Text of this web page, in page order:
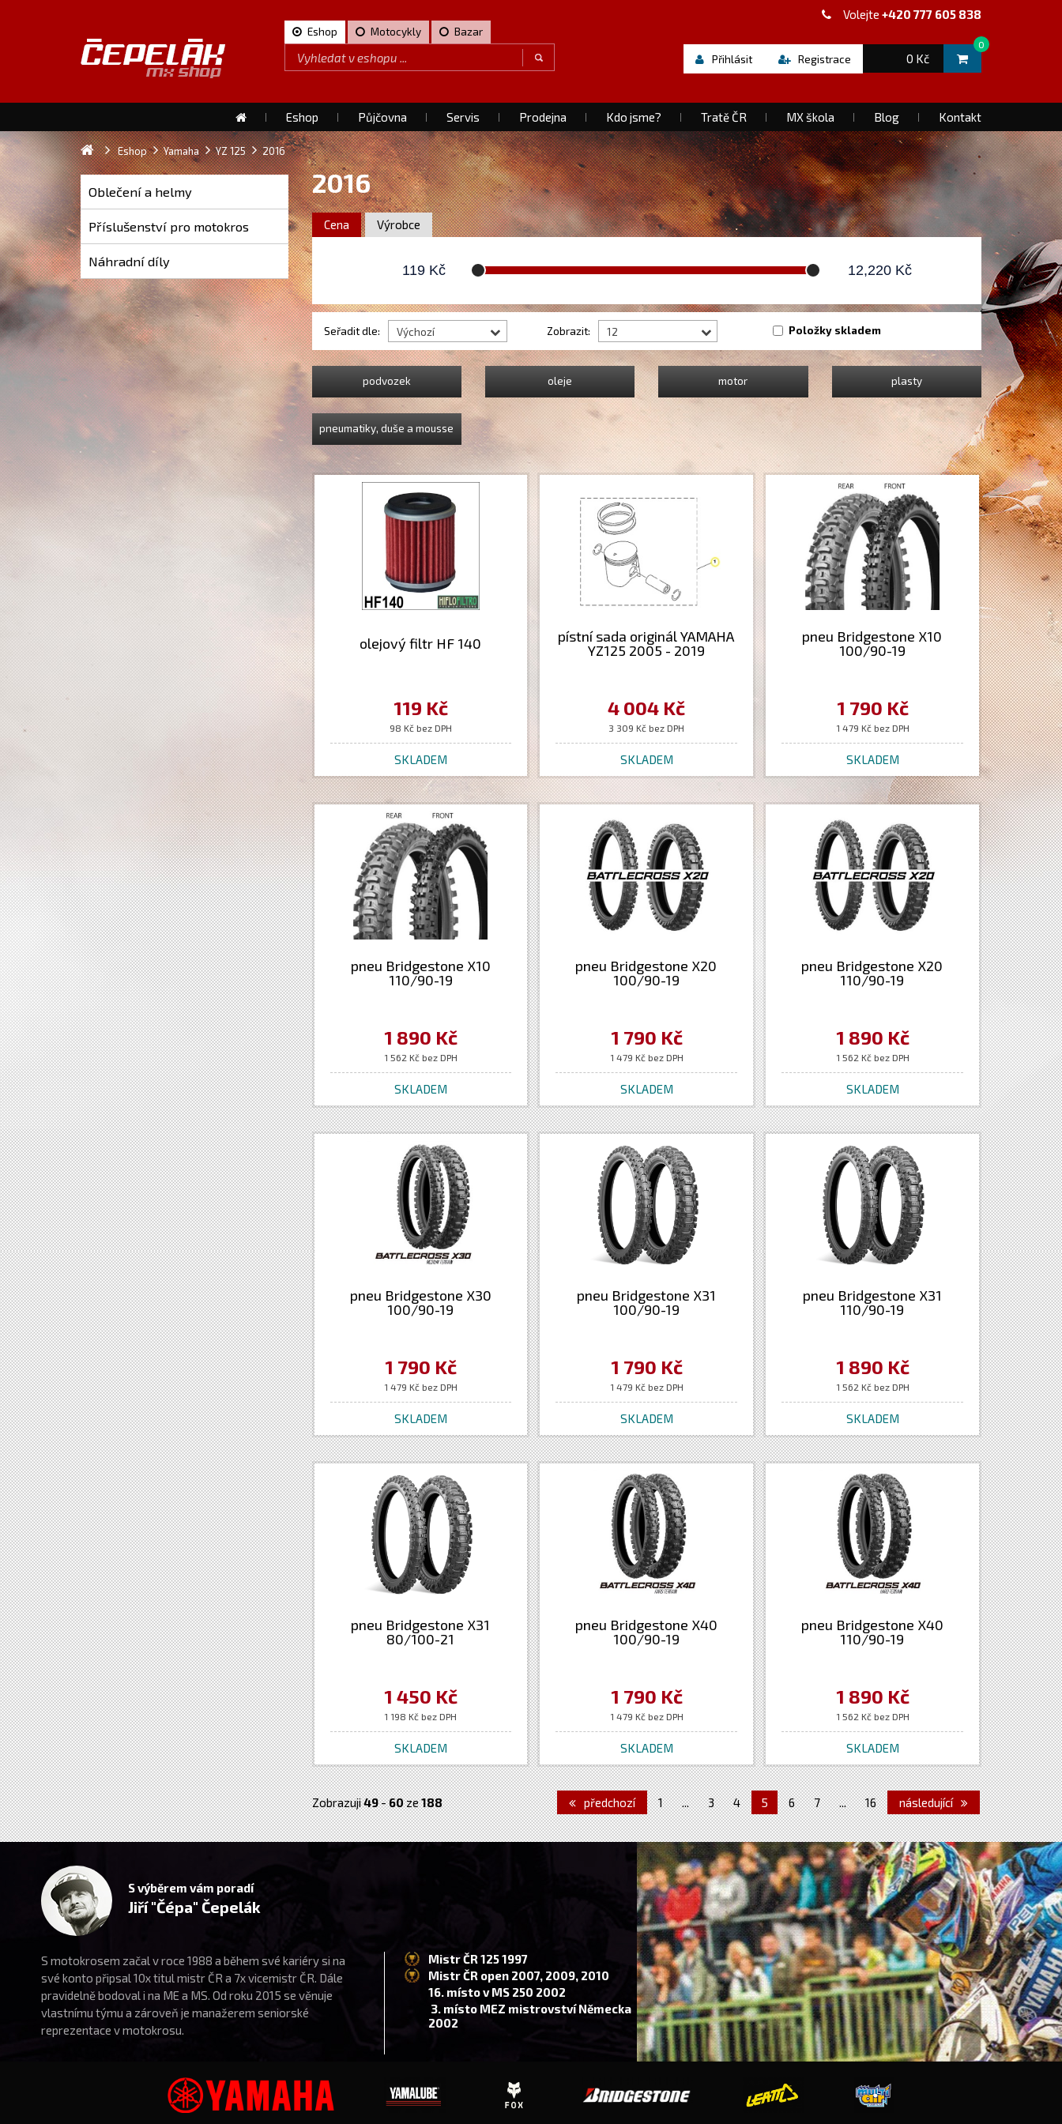
Volejte +420 777 605 838
Eshop Motocykly Bazar
0 Kč
0
Přihlásit Registrace
Eshop Půjčovna Servis Prodejna Kdo jsme? Tratě ČR MX škola Blog Kontakt
Eshop Yamaha YZ 125 2016
Oblečení a helmy
Příslušenství pro motokros
Náhradní díly
2016
Cena Výrobce
119 Kč 12,220Kč
Seřadit dle: Výchozí Zobrazit: 12 Položky skladem
podvozek oleje motor plasty
pneumatiky, duše a mousse
olejový filtr HF 140
119 Kč
98 Kč bez DPH
SKLADEM
pístní sada originál YAMAHA
YZ125 2005 - 2019
4 004 Kč
3 309 Kč bez DPH
SKLADEM
pneu Bridgestone X10
100/90-19
1 790 Kč
1 479 Kč bez DPH
SKLADEM
pneu Bridgestone X10
110/90-19
1 890 Kč
1 562 Kč bez DPH
SKLADEM
pneu Bridgestone X20
100/90-19
1 790 Kč
1 479 Kč bez DPH
SKLADEM
pneu Bridgestone X20
110/90-19
1 890 Kč
1 562 Kč bez DPH
SKLADEM
pneu Bridgestone X30
100/90-19
1 790 Kč
1 479 Kč bez DPH
SKLADEM
pneu Bridgestone X31
100/90-19
1 790 Kč
1 479 Kč bez DPH
SKLADEM
pneu Bridgestone X31
110/90-19
1 890 Kč
1 562 Kč bez DPH
SKLADEM
pneu Bridgestone X31
80/100-21
1 450 Kč
1 198 Kč bez DPH
SKLADEM
pneu Bridgestone X40
100/90-19
1 790 Kč
1 479 Kč bez DPH
SKLADEM
pneu Bridgestone X40
110/90-19
1 890 Kč
1 562 Kč bez DPH
SKLADEM
Zobrazuji49-60ze188 předchozí 1 ... 3 4 5 6 7 ... 16 následující
S výběrem vám poradí
Jiří "Čépa" Čepelák
S motokrosem začal v roce 1988 a během své kariéry si na
své konto připsal 10x titul mistr ČR a 7x vicemistr ČR. Dále
pravidelně bodoval i na ME a MS. Od roku 2015 se věnuje
vlastnímu týmu a zároveň je manažerem seniorské
reprezentace v motokrosu.
Mistr ČR 125 1997
Mistr ČR open 2007, 2009, 2010
16. místo v MS 250 2002
3. místo MEZ mistrovství Německa
2002